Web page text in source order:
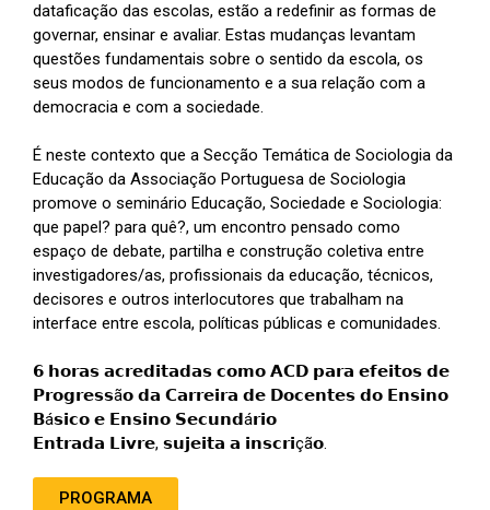
dataficação das escolas, estão a redefinir as formas de
governar, ensinar e avaliar. Estas mudanças levantam
questões fundamentais sobre o sentido da escola, os
seus modos de funcionamento e a sua relação com a
democracia e com a sociedade.
É neste contexto que a Secção Temática de Sociologia da
Educação da Associação Portuguesa de Sociologia
promove o seminário Educação, Sociedade e Sociologia:
que papel? para quê?, um encontro pensado como
espaço de debate, partilha e construção coletiva entre
investigadores/as, profissionais da educação, técnicos,
decisores e outros interlocutores que trabalham na
interface entre escola, políticas públicas e comunidades.
𝟲 𝗵𝗼𝗿𝗮𝘀 𝗮𝗰𝗿𝗲𝗱𝗶𝘁𝗮𝗱𝗮𝘀 𝗰𝗼𝗺𝗼 𝗔𝗖𝗗 𝗽𝗮𝗿𝗮 𝗲𝗳𝗲𝗶𝘁𝗼𝘀 𝗱𝗲
𝗣𝗿𝗼𝗴𝗿𝗲𝘀𝘀ã𝗼 𝗱𝗮 𝗖𝗮𝗿𝗿𝗲𝗶𝗿𝗮 𝗱𝗲 𝗗𝗼𝗰𝗲𝗻𝘁𝗲𝘀 𝗱𝗼 𝗘𝗻𝘀𝗶𝗻𝗼
𝗕á𝘀𝗶𝗰𝗼 𝗲 𝗘𝗻𝘀𝗶𝗻𝗼 𝗦𝗲𝗰𝘂𝗻𝗱á𝗿𝗶𝗼
𝗘𝗻𝘁𝗿𝗮𝗱𝗮 𝗟𝗶𝘃𝗿𝗲, 𝘀𝘂𝗷𝗲𝗶𝘁𝗮 𝗮 𝗶𝗻𝘀𝗰𝗿𝗶çã𝗼.
PROGRAMA